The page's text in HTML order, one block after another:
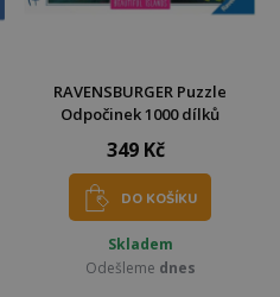
RAVENSBURGER Puzzle
Odpočinek 1000 dílků
349 Kč
DO KOŠÍKU
Skladem
Odešleme dnes